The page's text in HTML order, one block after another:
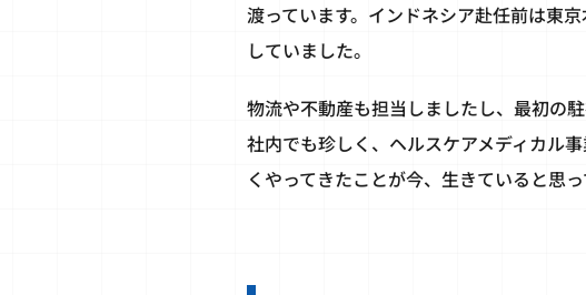
渡っています。インドネシア赴任前は東
していました。
物流や不動産も担当しましたし、最初の
社内でも珍しく、ヘルスケアメディカル
くやってきたことが今、生きていると思っ